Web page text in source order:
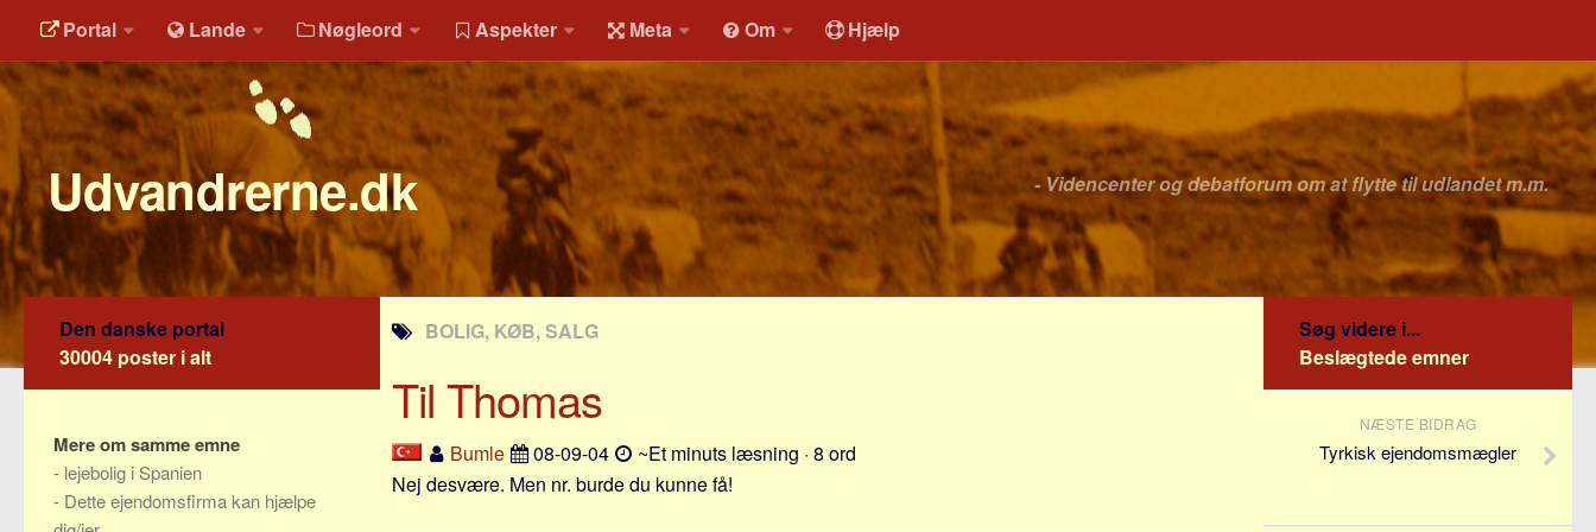
Portal Lande Nøgleord Aspekter Meta Om Hjælp
Udvandrerne.dk - Videncenter og debatforum om at flytte til udlandet m.m.
BOLIG, KØB, SALG
Til Thomas
Bumle 08-09-04
~Et minuts læsning · 8 ord
Nej desvære. Men nr. burde du kunne få!
Den danske portal
30004 poster i alt
Mere om samme emne
- lejebolig i Spanien
- Dette ejendomsfirma kan hjælpe
Søg videre i...
Beslægtede emner
NÆSTE BIDRAG
Tyrkisk ejendomsmægler